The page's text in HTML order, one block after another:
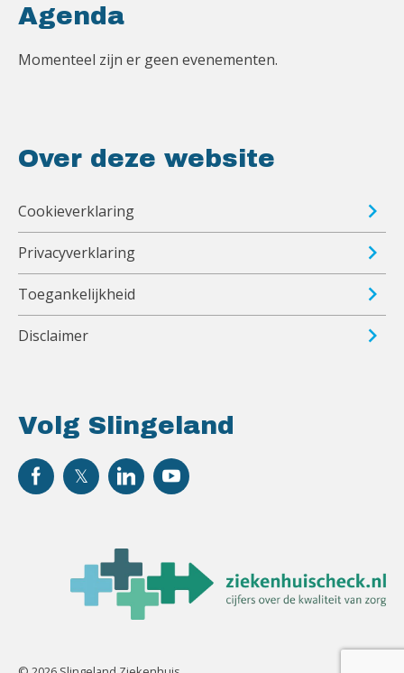
Volg Slingeland
Agenda
Momenteel zijn er geen evenementen.
Over deze website
Cookieverklaring
Privacyverklaring
Toegankelijkheid
Disclaimer